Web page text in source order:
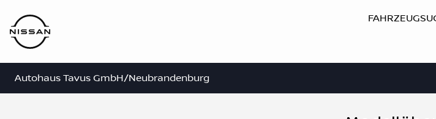
Autohaus Tavus GmbH/Neubrandenburg